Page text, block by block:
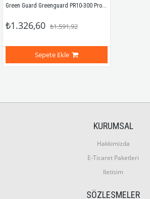
Green Guard Greenguard PR10-300 Prof.budama Tes.
₺1.326,60 ₺1.591,92
Sepete Ekle
KURUMSAL
Hakkimizda
E-Ticaret Paketleri
Iletisim
SÖZLESMELER